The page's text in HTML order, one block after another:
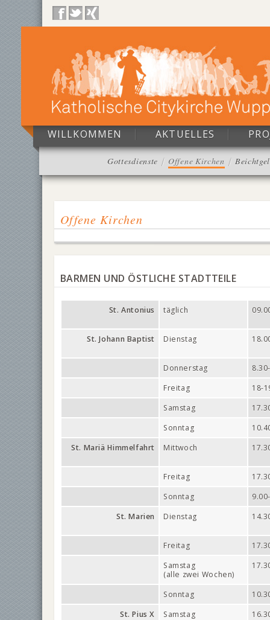
WILLKOMMEN AKTUELLES
Gottesdienste Offene Kirchen
Offene Kirchen
BARMEN UND ÖSTLICHE STADTTEILE
St. Antonius täglich
St. Johann Baptist Dienstag
Donnerstag
Freitag
18-
Samstag
Sonntag
St. Mariä Himmelfahrt
Mittwoch
Freitag
Sonntag
St. Marien
Dienstag
Freitag
Samstag
(alle zwei Wochen)
Sonntag
St. Pius X
Samstag